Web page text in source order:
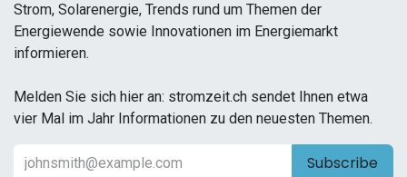
Strom, Solarenergie, Trends rund um Themen der
Energiewende sowie Innovationen im Energiemarkt
informieren.
Melden Sie sich hier an: stromzeit.ch sendet Ihnen etwa
vier Mal im Jahr Informationen zu den neuesten Themen.
Subscribe